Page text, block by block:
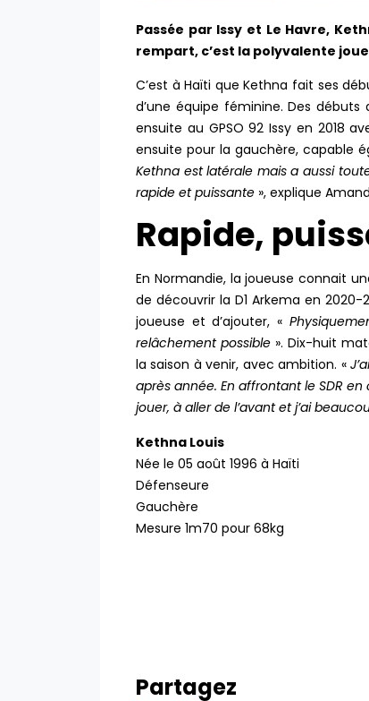
Passée par Issy et Le Havre,
rempart, c’est la polyvalente
C’est à Haïti que Kethna fait ses
d’une équipe féminine. Des
ensuite au GPSO 92 Issy en 2018
ensuite pour la gauchère, capable
Kethna est latérale mais a aussi
rapide et puissante », explique
Rapide,
En Normandie, la joueuse connait
de découvrir la D1 Arkema en 2020-
joueuse et d’ajouter, «
relâchement possible ». Dix-huit
la saison à venir, avec ambition. «
après année. En affrontant le SDR
jouer, à aller de l’avant et j’ai
Kethna Louis
Née le 05 août 1996 à Haïti
Défenseure
Gauchère
Mesure 1m70 pour 68kg
Partagez